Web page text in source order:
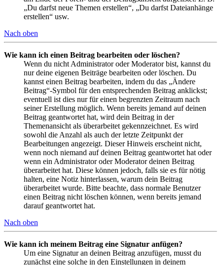
„Du darfst neue Themen erstellen“, „Du darfst Dateianhänge
erstellen“ usw.
Nach oben
Wie kann ich einen Beitrag bearbeiten oder löschen?
Wenn du nicht Administrator oder Moderator bist, kannst du
nur deine eigenen Beiträge bearbeiten oder löschen. Du
kannst einen Beitrag bearbeiten, indem du das „Ändere
Beitrag“-Symbol für den entsprechenden Beitrag anklickst;
eventuell ist dies nur für einen begrenzten Zeitraum nach
seiner Erstellung möglich. Wenn bereits jemand auf deinen
Beitrag geantwortet hat, wird dein Beitrag in der
Themenansicht als überarbeitet gekennzeichnet. Es wird
sowohl die Anzahl als auch der letzte Zeitpunkt der
Bearbeitungen angezeigt. Dieser Hinweis erscheint nicht,
wenn noch niemand auf deinen Beitrag geantwortet hat oder
wenn ein Administrator oder Moderator deinen Beitrag
überarbeitet hat. Diese können jedoch, falls sie es für nötig
halten, eine Notiz hinterlassen, warum dein Beitrag
überarbeitet wurde. Bitte beachte, dass normale Benutzer
einen Beitrag nicht löschen können, wenn bereits jemand
darauf geantwortet hat.
Nach oben
Wie kann ich meinem Beitrag eine Signatur anfügen?
Um eine Signatur an deinen Beitrag anzufügen, musst du
zunächst eine solche in den Einstellungen in deinem